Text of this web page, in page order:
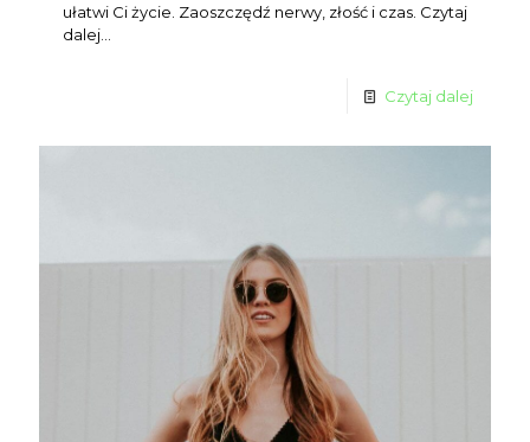
ułatwi Ci życie. Zaoszczędź nerwy, złość i czas. Czytaj
dalej...
Czytaj dalej